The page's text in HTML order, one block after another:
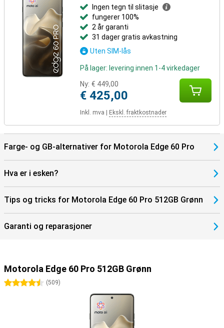
Ingen tegn til slitasje
fungerer 100%
2 år garanti
31 dager gratis avkastning
Uten SIM-lås
På lager: levering innen 1-4 virkedager
Ny: € 449,00
€ 425,00
Inkl. mva Ekskl. fraktkostnader
Farge- og GB-alternativer for Motorola Edge 60 Pro
Hva er i esken?
Tips og tricks for Motorola Edge 60 Pro 512GB Grønn
Garanti og reparasjoner
Motorola Edge 60 Pro 512GB Grønn
4.5 stjerner
(509)